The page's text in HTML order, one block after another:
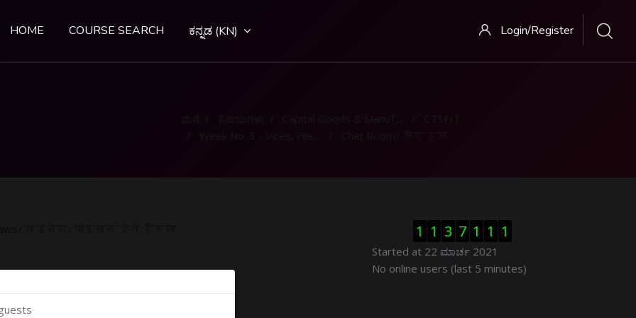
HOME COURSE SEARCH ಕನ್ನಡ ‎(KN)‎ Login/Register
ಬದಲಿಸು Visitor Counter
1 1 3 7 1 1 1
Started at 22 ಮಾರ್ಚ 2021
ಬದಲಿಸು ನೇರಜಾಲದಲ್ಲಿರುವ ಬಳಕೆದಾರರು
No online users (last 5 minutes)